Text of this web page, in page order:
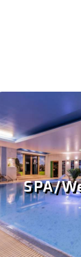
SPA/
SPA/
medencével,
gőzkabinnal,